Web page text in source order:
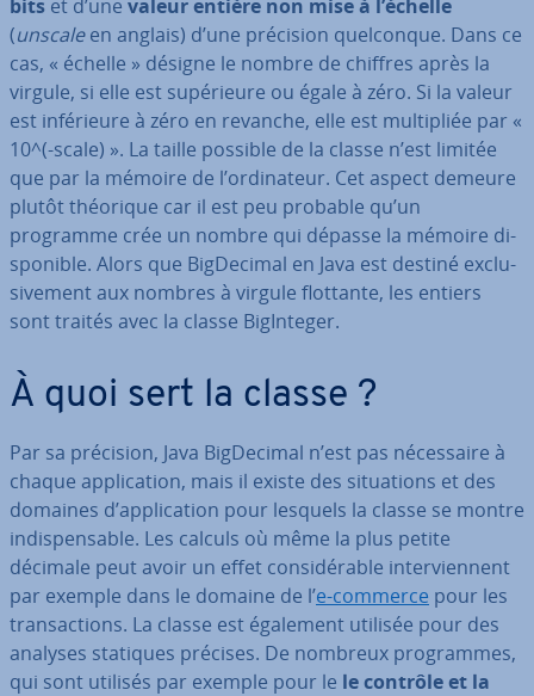
bits et d’une valeur entière non mise à l’échelle
(unscaleen anglais) d’une précision quel­con­que. Dans ce
cas, « échelle » désigne le nombre de chiffres après la
virgule, si elle est su­pé­rieu­re ou égale à zéro. Si la valeur
est in­fé­rieu­re à zéro en revanche, elle est mul­ti­pliée par «
10^(-scale) ». La taille possible de la classe n’est limitée
que par la mémoire de l’or­di­na­teur. Cet aspect demeure
plutôt théorique car il est peu probable qu’un
programme crée un nombre qui dépasse la mémoire di­
spo­ni­ble. Alors que Big­De­ci­mal en Java est destiné ex­clu­
si­ve­ment aux nombres à virgule flottante, les entiers
sont traités avec la classe Bi­gIn­te­ger.
À quoi sert la classe ?
Par sa précision, Java Big­De­ci­mal n’est pas né­ces­sai­re à
chaque ap­pli­ca­tion, mais il existe des si­tua­tions et des
domaines d’ap­pli­ca­tion pour lesquels la classe se montre
in­di­spen­sa­ble. Les calculs où même la plus petite
décimale peut avoir un effet con­si­dé­ra­ble in­ter­vien­nent
par exemple dans le domaine de l’e-commerce pour les
tran­sac­tions. La classe est également utilisée pour des
analyses statiques précises. De nombreux pro­gram­mes,
qui sont utilisés par exemple pour le le contrôle et la